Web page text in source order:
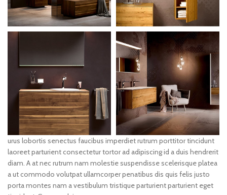
urus lobortis senectus faucibus imperdiet rutrum porttitor tincidunt
laoreet parturient consectetur tortor ad adipiscing id a duis hendrerit
diam. A at nec rutrum nam molestie suspendisse scelerisque platea
a ut commodo volutpat ullamcorper penatibus dis quis felis justo
porta montes nam a vestibulum tristique parturient parturient eget